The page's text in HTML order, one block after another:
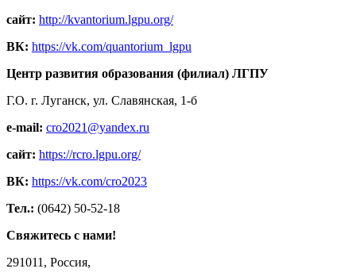
сайт: http://kvantorium.lgpu.org/
ВК: https://vk.com/quantorium_lgpu
Центр развития образования (филиал) ЛГПУ
Г.О. г. Луганск, ул. Славянская, 1-б
e-mail: cro2021@yandex.ru
сайт: https://rcro.lgpu.org/
ВК: https://vk.com/cro2023
Тел.: (0642) 50-52-18
Свяжитесь с нами!
291011, Россия,